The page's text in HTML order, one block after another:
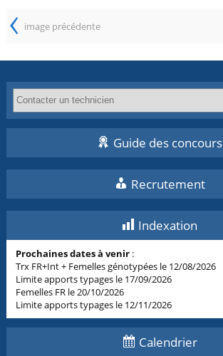
‹ image précédente
Guide des concours
Recrutement
Indexation
Prochaines dates à venir :
Trx FR+Int + Femelles génotypées le 12/08/2026
Limite apports typages le 17/09/2026
Femelles FR le 20/10/2026
Limite apports typages le 12/11/2026
Calendrier